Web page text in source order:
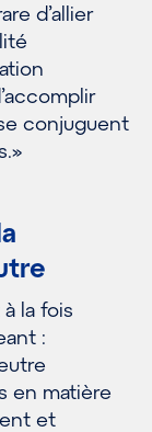
d’allier
conjuguent
la fois
:
en matière
et